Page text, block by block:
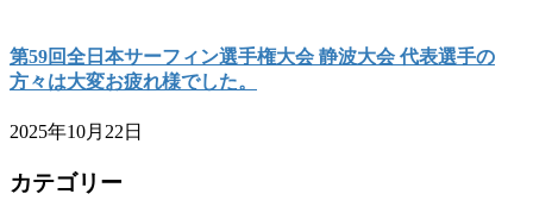
第59回全日本サーフィン選手権大会 静波大会 代表選手の
方々は大変お疲れ様でした。
2025年10月22日
カテゴリー